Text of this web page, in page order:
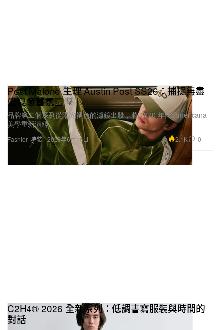
Fashion 時裝
Post Malone 主理 Austin Post SS26：捕捉無盡
盛夏懷舊氛圍
品牌第二個系列從陽光褪色的濾鏡出發，將 1970 年代 Americana
美學重新演繹。
2026年6月16日 2.1K 0
C2H4® 2026 全新系列：低調書寫服裝與時間的
對話